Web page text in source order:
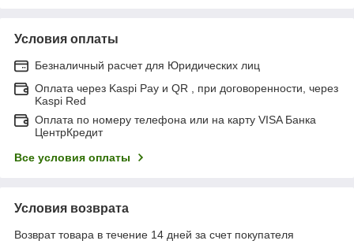
Условия оплаты
Безналичный расчет для Юридических лиц
Оплата через Kaspi Pay и QR , при договоренности, через
Kaspi Red
Оплата по номеру телефона или на карту VISA Банка
ЦентрКредит
Все условия оплаты
Условия возврата
Возврат товара в течение 14 дней за счет покупателя